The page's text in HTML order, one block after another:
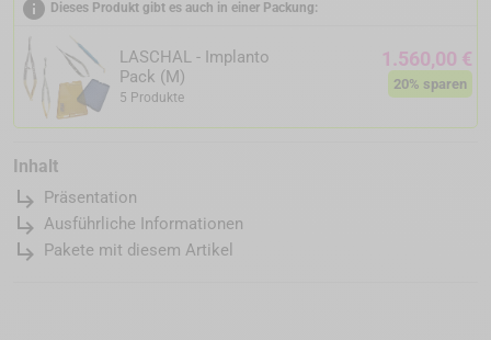
info Dieses Produkt gibt es auch in einer Packung:
LASCHAL - Implanto
Pack (M)
5 Produkte
1.560,00 €
20% sparen
Inhalt
subdirectory_arrow_right Präsentation
subdirectory_arrow_right Ausführliche Informationen
subdirectory_arrow_right Pakete mit diesem Artikel